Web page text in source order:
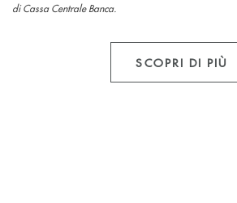
di Cassa Centrale Banca.
SCOPRI DI PIÙ